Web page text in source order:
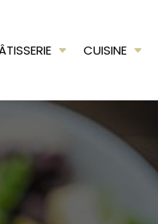
CUISINE